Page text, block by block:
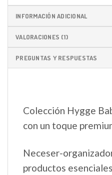
INFORMACIÓN ADICIONAL
VALORACIONES (1)
PREGUNTAS Y RESPUESTAS
Colección Hygge
con un toque
Neceser-
productos